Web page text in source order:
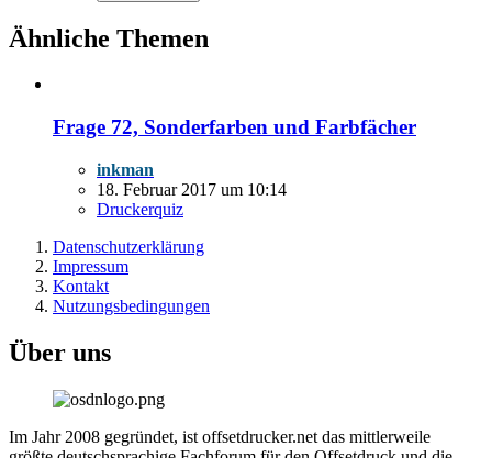
Ähnliche Themen
Frage 72, Sonderfarben und Farbfächer
inkman
18. Februar 2017 um 10:14
Druckerquiz
Datenschutzerklärung
Impressum
Kontakt
Nutzungsbedingungen
Über uns
Im Jahr 2008 gegründet, ist offsetdrucker.net das mittlerweile